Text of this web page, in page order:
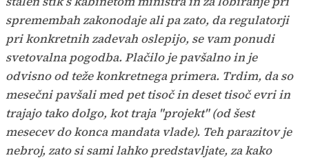
spremembah zakonodaje ali pa zato, da regulatorji
pri konkretnih zadevah oslepijo, se vam ponudi
svetovalna pogodba. Plačilo je pavšalno in je
odvisno od teže konkretnega primera. Trdim, da so
mesečni pavšali med pet tisoč in deset tisoč evri in
trajajo tako dolgo, kot traja "projekt" (od šest
mesecev do konca mandata vlade). Teh parazitov je
nebroj, zato si sami lahko predstavljate, za kako